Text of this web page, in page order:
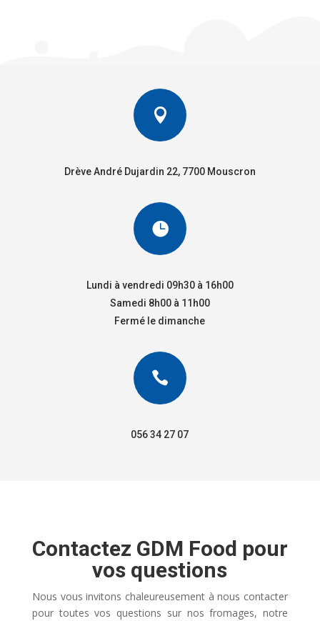

Drève André Dujardin 22, 7700 Mouscron

Lundi à vendredi 09h30 à 16h00
Samedi 8h00 à 11h00
Fermé le dimanche

056 34 27 07
Contactez GDM Food pour
vos questions
Nous vous invitons chaleureusement à nous contacter
pour toutes vos questions sur nos fromages, notre